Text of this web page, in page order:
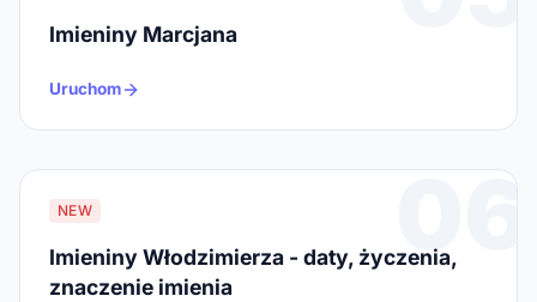
Imieniny Marcjana
Uruchom
06
NEW
Imieniny Włodzimierza - daty, życzenia,
znaczenie imienia